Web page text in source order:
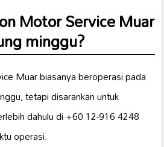
Motor Service Muar
minggu?
Muar biasanya beroperasi pada
tetapi disarankan untuk
dahulu di +60 12-916 4248
operasi.